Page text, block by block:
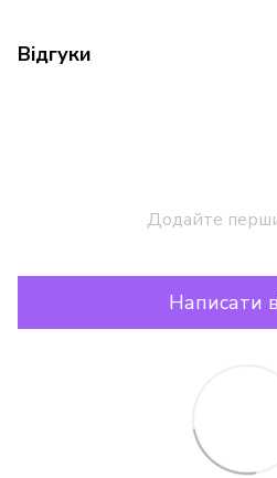
Відгуки
Додайте
Написати